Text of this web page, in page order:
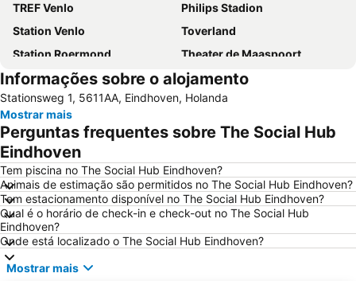
TREF Venlo
Philips Stadion
Station Venlo
Toverland
Station Roermond
Theater de Maaspoort
Thermaalbad Arcen
Informações sobre o alojamento
Stationsweg 1, 5611AA, Eindhoven, Holanda
Mostrar mais
Perguntas frequentes sobre The Social Hub
Eindhoven
Tem piscina no The Social Hub Eindhoven?
Animais de estimação são permitidos no The Social Hub Eindhoven?
Tem estacionamento disponível no The Social Hub Eindhoven?
Qual é o horário de check-in e check-out no The Social Hub
Eindhoven?
Onde está localizado o The Social Hub Eindhoven?
Mostrar mais